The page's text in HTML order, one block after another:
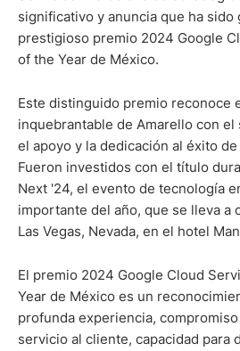
significativo y anuncia que ha sido
prestigioso premio 2024 Google
of the Year de México.
Este distinguido premio reconoce
inquebrantable de Amarello con
el apoyo y la dedicación al éxito
Fueron investidos con el título
Next '24, el evento de tecnología
importante del año, que se lleva a
Las Vegas, Nevada, en el hotel
El premio 2024 Google Cloud
Year de México es un
profunda experiencia,
servicio al cliente, capacidad para